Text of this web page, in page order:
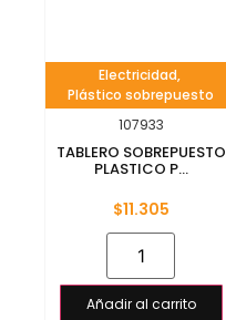
Electricidad,
Plástico sobrepuesto
107933
TABLERO SOBREPUESTO
PLASTICO P...
$11.305
Añadir al carrito